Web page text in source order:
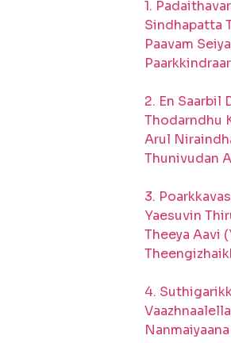
1.
Sindhapatta
Paavam
2. En Saarbil
Thodarndhu
Arul
Thunivudan
3.
Yaesuvin
Theeya Aavi
4.